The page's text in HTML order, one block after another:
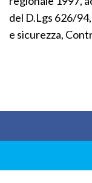
del D.Lgs 626/
e sicurezza,